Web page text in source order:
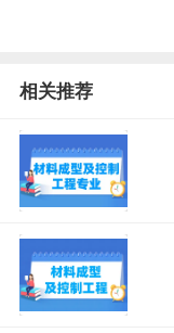
相关推荐